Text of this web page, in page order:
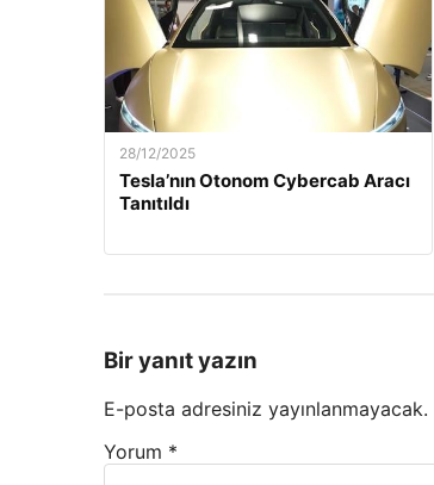
28/12/2025
Tesla’nın Otonom Cybercab Aracı
Tanıtıldı
Bir yanıt yazın
E-posta adresiniz yayınlanmayacak.
Yorum *